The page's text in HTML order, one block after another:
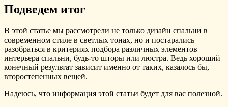
Подведем итог
В этой статье мы рассмотрели не только дизайн спальни в
современном стиле в светлых тонах, но и постарались
разобраться в критериях подбора различных элементов
интерьера спальни, будь-то шторы или люстра. Ведь хороший
конечный результат зависит именно от таких, казалось бы,
второстепенных вещей.
Надеюсь, что информация этой статьи будет для вас полезной.